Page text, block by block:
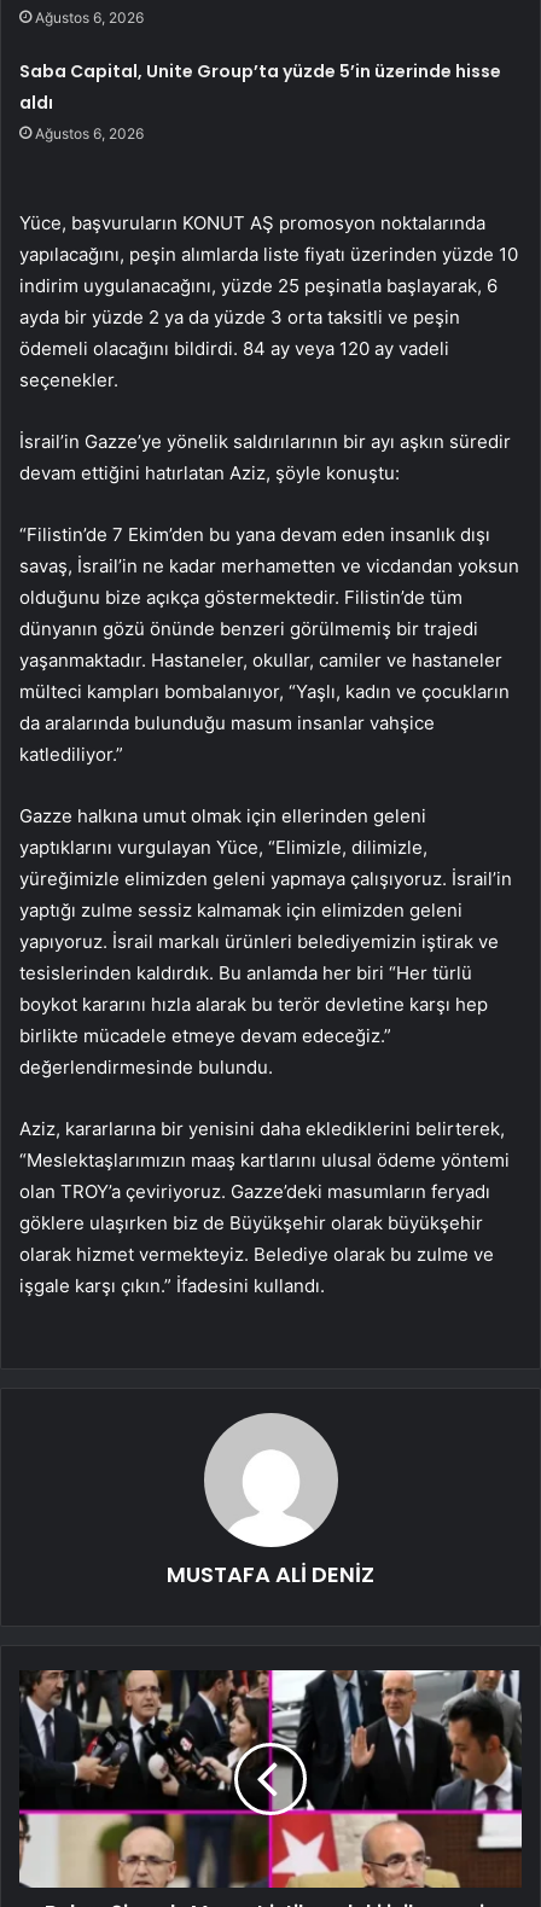
Ağustos 6, 2026
Saba Capital, Unite Group’ta yüzde 5’in üzerinde hisse
aldı
Ağustos 6, 2026
Yüce, başvuruların KONUT AŞ promosyon noktalarında
yapılacağını, peşin alımlarda liste fiyatı üzerinden yüzde 10
indirim uygulanacağını, yüzde 25 peşinatla başlayarak, 6
ayda bir yüzde 2 ya da yüzde 3 orta taksitli ve peşin
ödemeli olacağını bildirdi. 84 ay veya 120 ay vadeli
seçenekler.
İsrail’in Gazze’ye yönelik saldırılarının bir ayı aşkın süredir
devam ettiğini hatırlatan Aziz, şöyle konuştu:
“Filistin’de 7 Ekim’den bu yana devam eden insanlık dışı
savaş, İsrail’in ne kadar merhametten ve vicdandan yoksun
olduğunu bize açıkça göstermektedir. Filistin’de tüm
dünyanın gözü önünde benzeri görülmemiş bir trajedi
yaşanmaktadır. Hastaneler, okullar, camiler ve hastaneler
mülteci kampları bombalanıyor, “Yaşlı, kadın ve çocukların
da aralarında bulunduğu masum insanlar vahşice
katlediliyor.”
Gazze halkına umut olmak için ellerinden geleni
yaptıklarını vurgulayan Yüce, “Elimizle, dilimizle,
yüreğimizle elimizden geleni yapmaya çalışıyoruz. İsrail’in
yaptığı zulme sessiz kalmamak için elimizden geleni
yapıyoruz. İsrail markalı ürünleri belediyemizin iştirak ve
tesislerinden kaldırdık. Bu anlamda her biri “Her türlü
boykot kararını hızla alarak bu terör devletine karşı hep
birlikte mücadele etmeye devam edeceğiz.”
değerlendirmesinde bulundu.
Aziz, kararlarına bir yenisini daha eklediklerini belirterek,
“Meslektaşlarımızın maaş kartlarını ulusal ödeme yöntemi
olan TROY’a çeviriyoruz. Gazze’deki masumların feryadı
göklere ulaşırken biz de Büyükşehir olarak büyükşehir
olarak hizmet vermekteyiz. Belediye olarak bu zulme ve
işgale karşı çıkın.” İfadesini kullandı.
MUSTAFA ALİ DENİZ